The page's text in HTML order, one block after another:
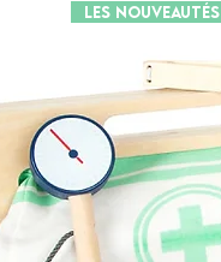
Les Nouveautés